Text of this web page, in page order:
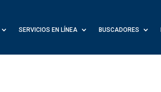
SERVICIOS EN LÍNEA BUSCADORES